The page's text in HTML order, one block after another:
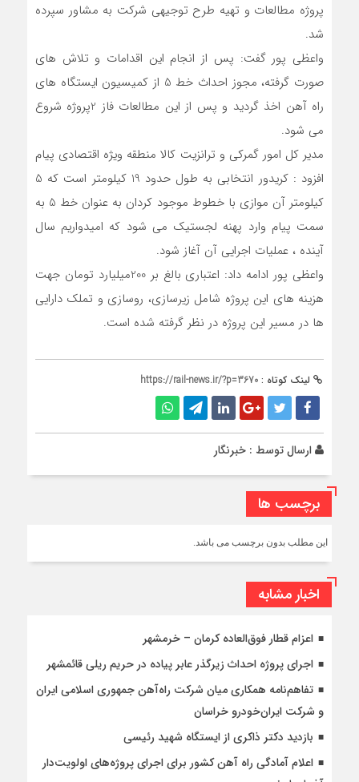
پروژه مطالعات و تهیه طرح توجیهی شرکت به مشاور سپرده
شد.
واعظی پور گفت: پس از انجام این اقدامات و تلاش های
صورت گرفته، مجوز احداث خط 5 از کمیسیون ایستگاه های
راه آهن اخذ گردید و پس از این مطالعات فاز 2پروژه شروع
می شود.
مدیر کل امور گمرکی و ترانزیت کالا منطقه ویژه اقتصادی پیام
افزود : کریدور انتخابی به طول حدود 19 کیلومتر است که 5
کیلومتر آن موازی با خطوط موجود کردان به عنوان خط 5 به
سمت پیام وارد پهنه لجستیک می شود که امیدواریم سال
آینده ، عملیات اجرایی آن آغاز شود.
واعظی پور ادامه داد: اعتباری بالغ بر 200میلیارد تومان جهت
هزینه های این پروژه شامل زیرسازی، روسازی و تملک دارایی
ها در مسیر این پروژه در نظر گرفته شده است.
لینک کوتاه : https://rail-news.ir/?p=3670
ارسال توسط : خبرنگار
برچسب ها
این مطلب بدون برچسب می باشد.
اخبار مشابه
اعزام قطار فوق‌العاده کرمان – خرمشهر
اجرای پروژه احداث زیرگذر عابر پیاده در حریم ریلی قائمشهر
تفاهم‌نامه همکاری میان شرکت راه‌آهن جمهوری اسلامی ایران
و شرکت ایران‌خودرو خراسان
بازدید دکتر ذاکری از ایستگاه شهید رئیسی
اعلام آمادگی راه آهن کشور برای اجرای پروژه‌های اولویت‌دار